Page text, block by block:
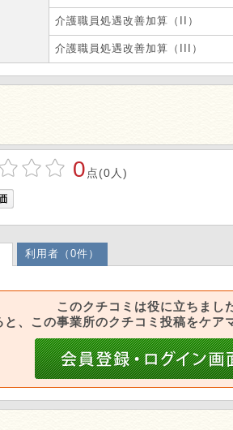
介護職員処遇改善加算（II）
介護職員処遇改善加算（III）
0 点(0人)
利用者（0件）
このクチコミは役に立ちまし
と、この事業所のクチコミ投稿をケア